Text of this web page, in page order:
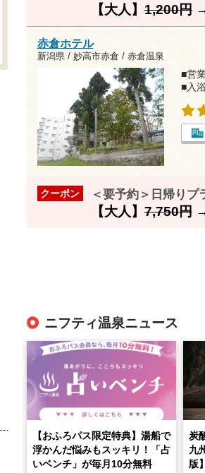
【大人】1,200円
赤倉ホテル
新潟県 / 妙高市赤倉 / 赤倉温泉
■営
■入
クーポン ＜要予約＞日帰りプ
【大人】7,750円
ニフティ温泉ニュース
【おふろパス限定特典】湯船で
浮かんだ悩みもスッキリ！「占
いベンチ」が毎月10分無料
炭
九
版】